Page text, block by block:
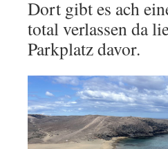
Dort gibt es ach
total verlassen da
Parkplatz davor.